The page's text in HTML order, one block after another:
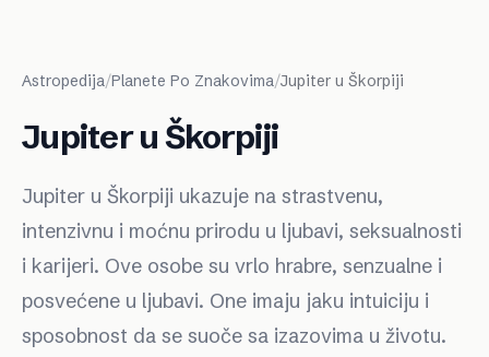
Astropedija/Planete Po Znakovima/Jupiter u Škorpiji
Jupiter u Škorpiji
Jupiter u Škorpiji ukazuje na strastvenu,
intenzivnu i moćnu prirodu u ljubavi, seksualnosti
i karijeri. Ove osobe su vrlo hrabre, senzualne i
posvećene u ljubavi. One imaju jaku intuiciju i
sposobnost da se suoče sa izazovima u životu.